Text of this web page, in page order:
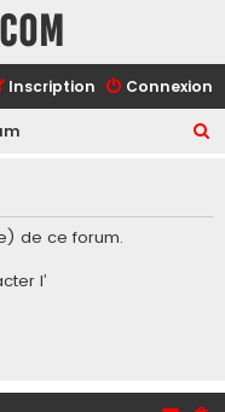
Connexion
Inscription
h
de ce forum.
l’